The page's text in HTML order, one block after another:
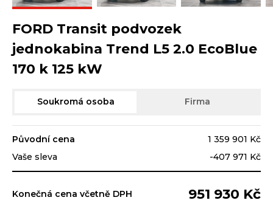
FORD Transit podvozek
jednokabina Trend L5 2.0 EcoBlue
170 k 125 kW
Soukromá osoba Firma
Původní cena
1 359 901 Kč
Vaše sleva
-407 971 Kč
Konečná cena včetně DPH 951 930 Kč